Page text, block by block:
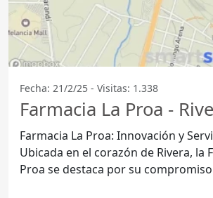
Fecha: 21/2/25 - Visitas: 1.338
Farmacia La Proa -
Farmacia La Proa: Innovación y
Ubicada en el corazón de Rivera, la
Proa se destaca por su